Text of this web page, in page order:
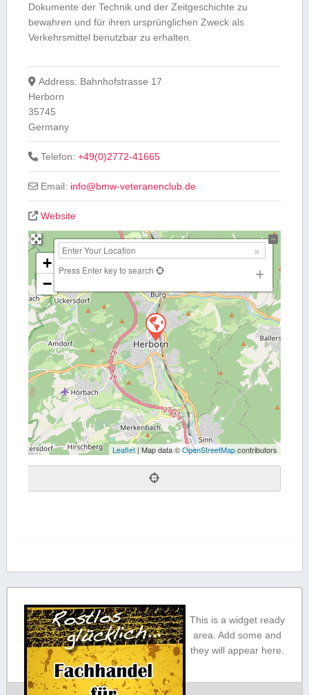
Dokumente der Technik und der Zeitgeschichte zu
bewahren und für ihren ursprünglichen Zweck als
Verkehrsmittel benutzbar zu erhalten.
Address: Bahnhofstrasse 17
Herborn
35745
Germany
Telefon:+49(0)2772-41665
Email: info@bmw-veteranenclub.de
Website
+
−
Press Enter key to search
Leaflet| Map data ©OpenStreetMapcontributors
This is a widget ready
area. Add some and
they will appear here.